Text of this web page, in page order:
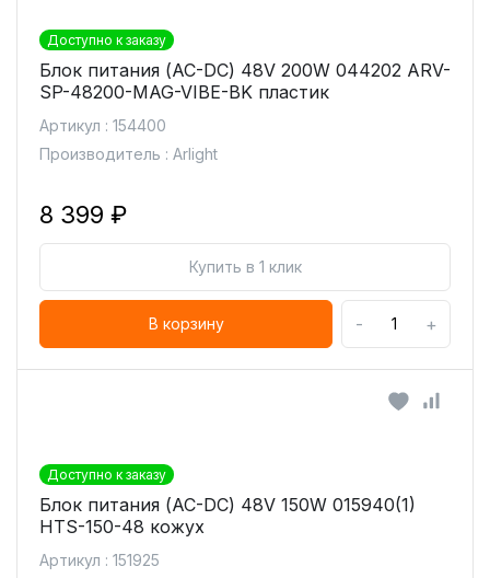
Доступно к заказу
Блок питания (AC-DC) 48V 200W 044202 ARV-
SP-48200-MAG-VIBE-BK пластик
Артикул : 154400
Производитель : Arlight
8 399 ₽
Купить в 1 клик
В корзину - +
Доступно к заказу
Блок питания (AC-DC) 48V 150W 015940(1)
HTS-150-48 кожух
Артикул : 151925